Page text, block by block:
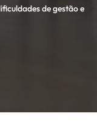
de gestão e